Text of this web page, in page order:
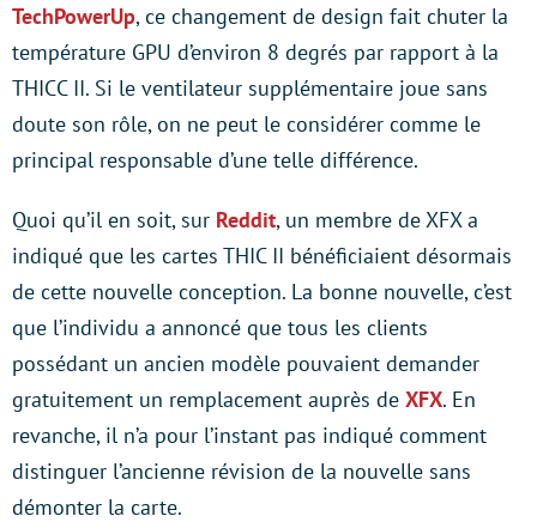
TechPowerUp, ce changement de design fait chuter la
température GPU d’environ 8 degrés par rapport à la
THICC II. Si le ventilateur supplémentaire joue sans
doute son rôle, on ne peut le considérer comme le
principal responsable d’une telle différence.
Quoi qu’il en soit, sur Reddit, un membre de XFX a
indiqué que les cartes THIC II bénéficiaient désormais
de cette nouvelle conception. La bonne nouvelle, c’est
que l’individu a annoncé que tous les clients
possédant un ancien modèle pouvaient demander
gratuitement un remplacement auprès de XFX. En
revanche, il n’a pour l’instant pas indiqué comment
distinguer l’ancienne révision de la nouvelle sans
démonter la carte.